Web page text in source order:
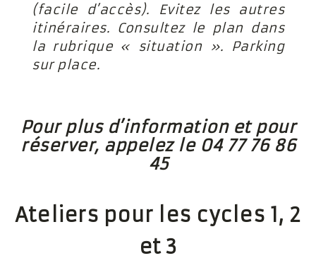
(facile d’accès). Evitez les autres
itinéraires. Consultez le plan dans
la rubrique « situation ». Parking
sur place.
Pour plus d’information et pour
réserver, appelez le 04 77 76 86
45
Ateliers pour les cycles 1, 2
et 3